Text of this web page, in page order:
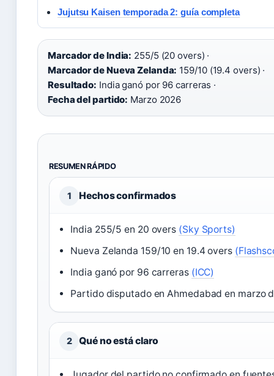
Jujutsu Kaisen temporada 2: guía completa
Marcador de India: 255/5 (20 overs) ·
Marcador de Nueva Zelanda: 159/10 (19.4 overs) ·
Resultado: India ganó por 96 carreras ·
Fecha del partido: Marzo 2026
RESUMEN RÁPIDO
1 Hechos confirmados
India 255/5 en 20 overs (Sky Sports)
Nueva Zelanda 159/10 en 19.4 overs
India ganó por 96 carreras (ICC)
Partido disputado en Ahmedabad en marzo
2 Qué no está claro